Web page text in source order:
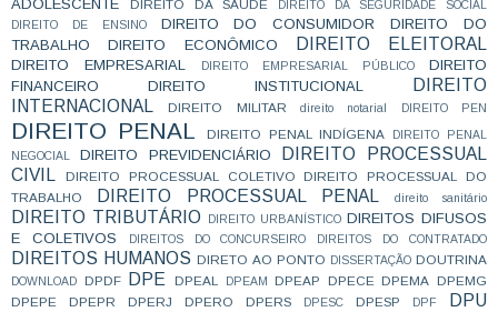
ADOLESCENTE
DIREITO DA SAÚDE
DIREITO DA SEGURIDADE SOCIAL
DIREITO DE ENSINO
DIREITO DO CONSUMIDOR
DIREITO DO
TRABALHO
DIREITO ECONÔMICO DIREITO ELEITORAL
DIREITO EMPRESARIAL DIREITO EMPRESARIAL PÚBLICO
DIREITO
FINANCEIRO
DIREITO INSTITUCIONAL
DIREITO
INTERNACIONAL
DIREITO MILITAR direito notarial DIREITO PEN
DIREITO PENAL DIREITO PENAL INDÍGENA
DIREITO PENAL
NEGOCIAL
DIREITO PREVIDENCIÁRIO
DIREITO PROCESSUAL
CIVIL
DIREITO PROCESSUAL COLETIVO
DIREITO PROCESSUAL DO
TRABALHO
DIREITO PROCESSUAL PENAL direito sanitário
DIREITO TRIBUTÁRIO DIREITO URBANÍSTICO DIREITOS DIFUSOS
E COLETIVOS
DIREITOS DO CONCURSEIRO DIREITOS DO CONTRATADO
DIREITOS HUMANOS DIRETO AO PONTO DISSERTAÇÃO DOUTRINA
DOWNLOAD DPDF DPE DPEAL DPEAM DPEAP DPECE DPEMA DPEMG
DPEPE
DPEPR DPERJ DPERO DPERS DPESC DPESP DPF DPU